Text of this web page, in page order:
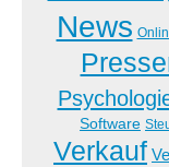
News
Software
Verkauf